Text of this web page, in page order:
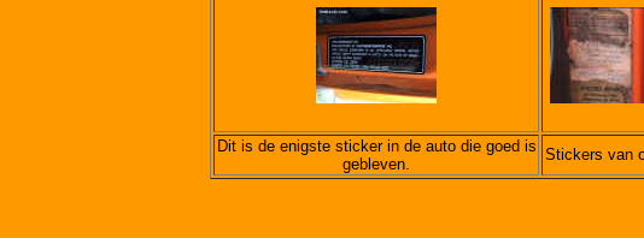
Dit is de enigste sticker in de auto die goed is
gebleven.
Stickers van